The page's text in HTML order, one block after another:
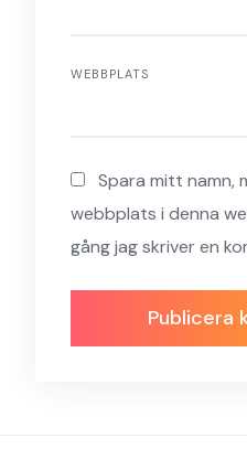
WEBBPLATS
Spara mitt namn,
webbplats i denna
gång jag skriver en